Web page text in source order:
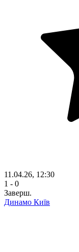
11.04.26, 12:30
1 - 0
Заверш.
Динамо Київ